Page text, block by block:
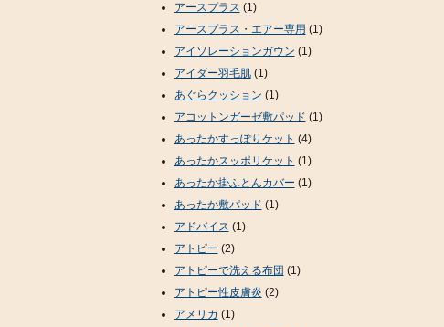
アースプラス (1)
アースプラス・エアー専用 (1)
アイソレーションガウン (1)
アイダー羽毛肌(1)
あぐらクッション (1)
アコットンガーゼ敷パッド (1)
あったかすっぽりケット (4)
あったかスッポリケット (1)
あったか掛ふとんカバー (1)
あったか敷パッド (1)
アドバイス (1)
アトピー (2)
アトピーで洗える布団 (1)
アトピー性皮膚炎 (2)
アメリカ (1)